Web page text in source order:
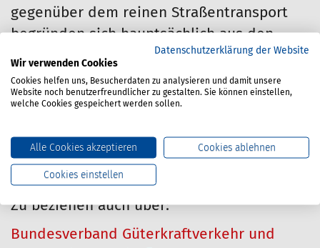
gegenüber dem reinen Straßentransport
begründen sich hauptsächlich aus den
unterschiedlichen
Beschleunigungsbeiwerten, die für den KLV
Straße/Schiene gegenüber dem reinen
3. Auflage 2008
Zu beziehen auch über:
Bundesverband Güterkraftverkehr und
Datenschutzerklärung der Website
Wir verwenden Cookies
Cookies helfen uns, Besucherdaten zu analysieren und damit unsere
Website noch benutzerfreundlicher zu gestalten. Sie können einstellen,
welche Cookies gespeichert werden sollen.
Alle Cookies akzeptieren Cookies ablehnen
Cookies einstellen